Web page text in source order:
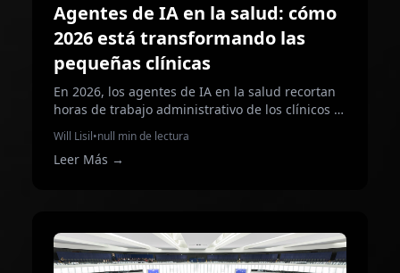
Agentes de IA en la salud: cómo
2026 está transformando las
pequeñas clínicas
En 2026, los agentes de IA en la salud recortan
horas de trabajo administrativo de los clínicos y
por fin llegan a las pequeñas clínicas
independientes antes olvidadas.
Will Lisil•null min de lectura
Leer Más →